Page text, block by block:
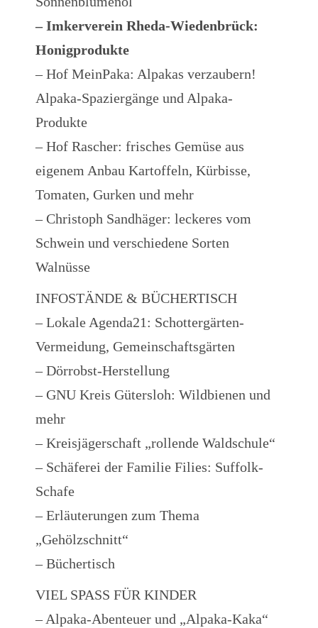
– Imkerverein Rheda-Wiedenbrück:
Honigprodukte
– Hof MeinPaka: Alpakas verzaubern!
Alpaka-Spaziergänge und Alpaka-
Produkte
– Hof Rascher: frisches Gemüse aus
eigenem Anbau Kartoffeln, Kürbisse,
Tomaten, Gurken und mehr
– Christoph Sandhäger: leckeres vom
Schwein und verschiedene Sorten
Walnüsse
INFOSTÄNDE & BÜCHERTISCH
– Lokale Agenda21: Schottergärten-
Vermeidung, Gemeinschaftsgärten
– Dörrobst-Herstellung
– GNU Kreis Gütersloh: Wildbienen und
mehr
– Kreisjägerschaft „rollende Waldschule“
– Schäferei der Familie Filies: Suffolk-
Schafe
– Erläuterungen zum Thema
„Gehölzschnitt“
– Büchertisch
VIEL SPASS FÜR KINDER
– Alpaka-Abenteuer und „Alpaka-Kaka“